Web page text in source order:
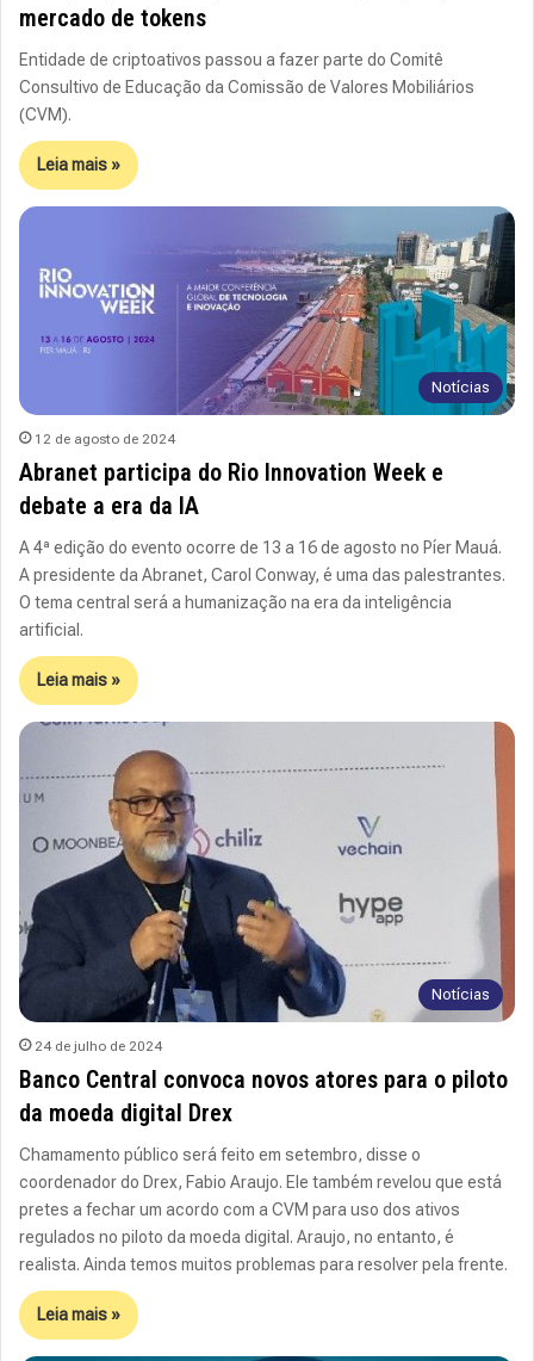
mercado de tokens
Entidade de criptoativos passou a fazer parte do Comitê
Consultivo de Educação da Comissão de Valores Mobiliários
(CVM).
Leia mais »
Notícias
12 de agosto de 2024
Abranet participa do Rio Innovation Week e
debate a era da IA
A 4ª edição do evento ocorre de 13 a 16 de agosto no Píer Mauá.
A presidente da Abranet, Carol Conway, é uma das palestrantes.
O tema central será a humanização na era da inteligência
artificial.
Leia mais »
Notícias
24 de julho de 2024
Banco Central convoca novos atores para o piloto
da moeda digital Drex
Chamamento público será feito em setembro, disse o
coordenador do Drex, Fabio Araujo. Ele também revelou que está
pretes a fechar um acordo com a CVM para uso dos ativos
regulados no piloto da moeda digital. Araujo, no entanto, é
realista. Ainda temos muitos problemas para resolver pela frente.
Leia mais »